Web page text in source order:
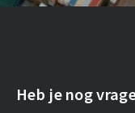
Heb je nog